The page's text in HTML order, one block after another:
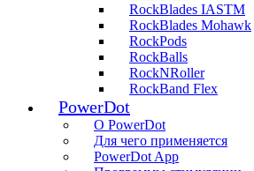
RockBlades IASTM
RockBlades Mohawk
RockPods
RockBalls
RockNRoller
RockBand Flex
PowerDot
О PowerDot
Для чего применяется
PowerDot App